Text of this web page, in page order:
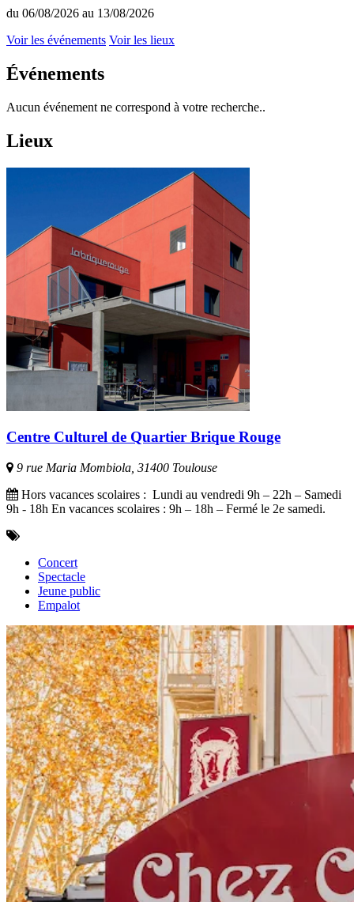
du 06/08/2026 au 13/08/2026
Voir les événements Voir les lieux
Événements
Aucun événement ne correspond à votre recherche..
Lieux
Centre Culturel de Quartier Brique Rouge
9 rue Maria Mombiola, 31400 Toulouse
Hors vacances scolaires : Lundi au vendredi 9h – 22h – Samedi
9h - 18h En vacances scolaires : 9h – 18h – Fermé le 2e samedi.
Concert
Spectacle
Jeune public
Empalot